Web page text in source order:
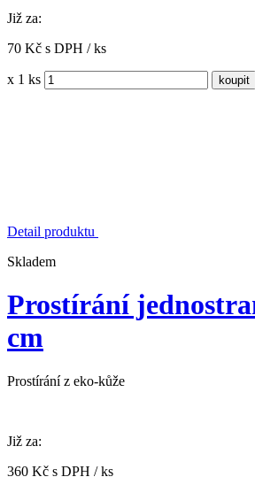
Již za:
70 Kč s DPH / ks
x 1 ks
Detail produktu
Skladem
Prostírání
cm
Prostírání z eko-kůže
Již za:
360 Kč s DPH / ks